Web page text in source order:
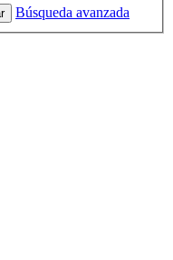
Búsqueda avanzada